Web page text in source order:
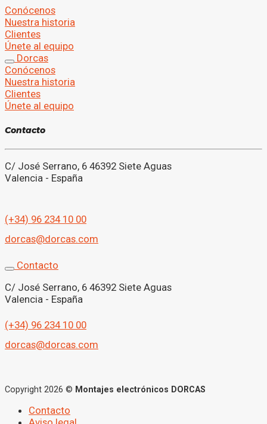
Conócenos
Nuestra historia
Clientes
Únete al equipo
Dorcas
Conócenos
Nuestra historia
Clientes
Únete al equipo
Contacto
C/ José Serrano, 6 46392 Siete Aguas
Valencia - España
(+34) 96 234 10 00
dorcas@dorcas.com
Contacto
C/ José Serrano, 6 46392 Siete Aguas
Valencia - España
(+34) 96 234 10 00
dorcas@dorcas.com
Copyright 2026 © Montajes electrónicos DORCAS
Contacto